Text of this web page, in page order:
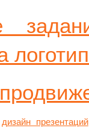
дизайн презентаций